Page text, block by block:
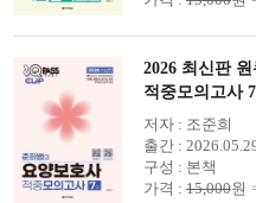
2026 최신판
적중모의고사 7
저자 : 조준희
출간 :
구성 : 본책
가격 : 15,000원